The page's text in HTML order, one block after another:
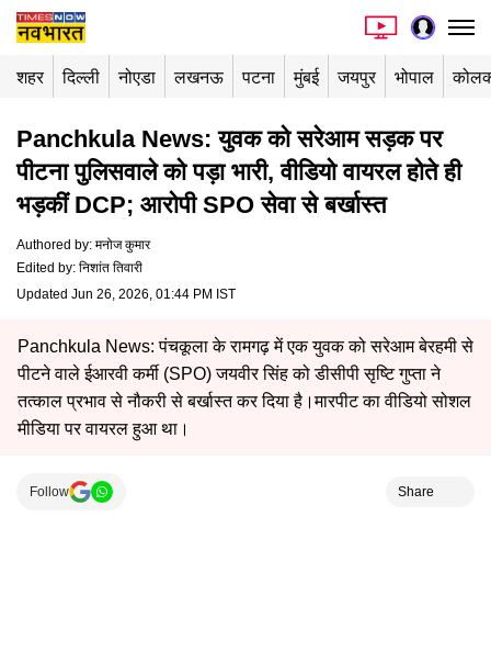
शहर दिल्ली नोएडा लखनऊ पटना मुंबई जयपुर भोपाल
Panchkula News: युवक को सरेआम सड़क पर
पीटना पुलिसवाले को पड़ा भारी, वीडियो वायरल होते ही
भड़कीं DCP; आरोपी SPO सेवा से बर्खास्त
Authored by: मनोज कुमार
Edited by: निशांत तिवारी
Updated Jun 26, 2026, 01:44 PM IST
Panchkula News: पंचकूला के रामगढ़ में एक युवक को सरेआम बेरहमी से
पीटने वाले ईआरवी कर्मी (SPO) जयवीर सिंह को डीसीपी सृष्टि गुप्ता ने
तत्काल प्रभाव से नौकरी से बर्खास्त कर दिया है।मारपीट का वीडियो सोशल
मीडिया पर वायरल हुआ था।
Follow Share